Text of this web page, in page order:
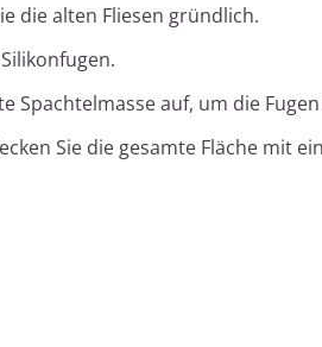
die alten Fliesen gründlich.
Spachtelmasse auf, um die
Sie die gesamte Fläche mit